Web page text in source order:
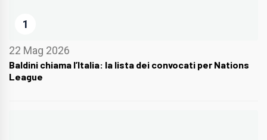
1
22 Mag 2026
Baldini chiama l’Italia: la lista dei convocati per Nations
League